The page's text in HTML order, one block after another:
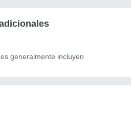
generalmente incluyen